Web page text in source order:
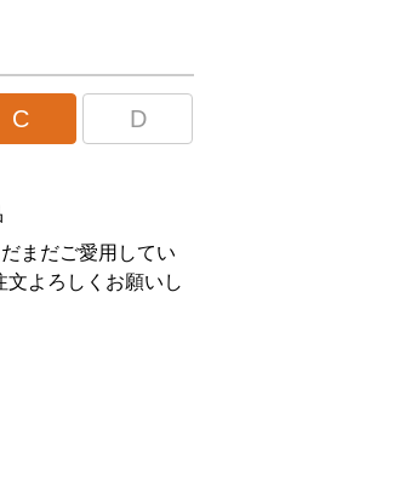
C D
まだご愛用してい
文よろしくお願いし